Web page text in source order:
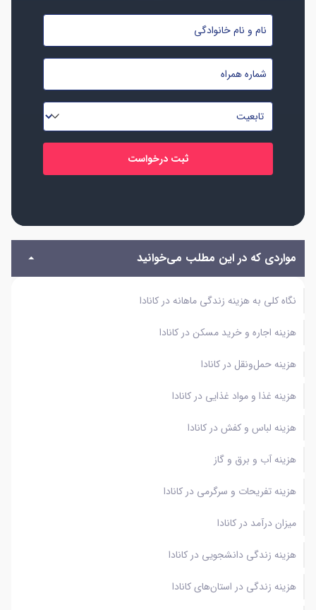
نام
نام
خانوادگی
*
شماره
موبایل
*
تابعیت
*
مواردی که در این مطلب می‌خوانید
نگاه کلی به هزینه زندگی ماهانه در کانادا
هزینه اجاره و خرید مسکن در کانادا
هزینه حمل‌ونقل در کانادا
هزینه غذا و مواد غذایی در کانادا
هزینه لباس و کفش در کانادا
هزینه آب و برق و گاز
هزینه تفریحات و سرگرمی در کانادا
میزان درآمد در کانادا
هزینه زندگی دانشجویی در کانادا
هزینه زندگی در استان‌های کانادا